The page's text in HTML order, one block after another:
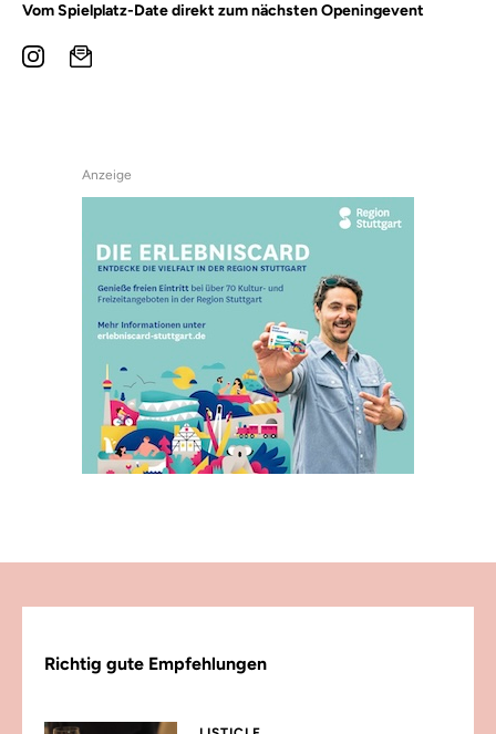
Vom Spielplatz-Date direkt zum nächsten Openingevent
Anzeige
Richtig gute Empfehlungen